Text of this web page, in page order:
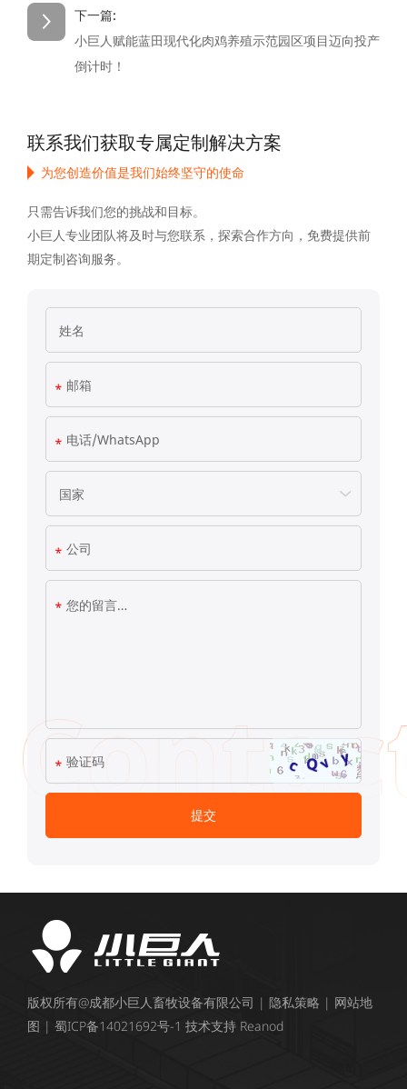
下一篇:
小巨人赋能蓝田现代化肉鸡养殖示范园区‌项目迈向投产
倒计时！
联系我们获取专属定制解决方案
为您创造价值是我们始终坚守的使命
只需告诉我们您的挑战和目标。
小巨人专业团队将及时与您联系，探索合作方向，免费提供前
期定制咨询服务。
版权所有@成都小巨人畜牧设备有限公司 | 隐私策略 | 网站地
图 | 蜀ICP备14021692号-1 技术支持 Reanod